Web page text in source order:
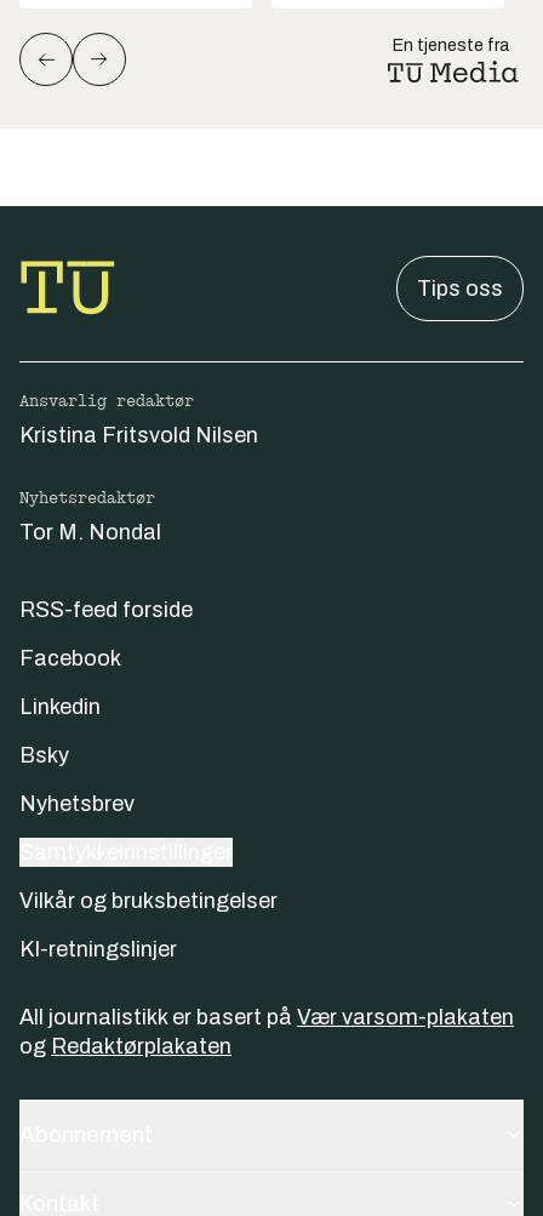
En tjeneste fra
Tips oss
Ansvarlig redaktør
Kristina Fritsvold Nilsen
Nyhetsredaktør
Tor M. Nondal
RSS-feed forside
Facebook
Linkedin
Bsky
Nyhetsbrev
Vilkår og bruksbetingelser
KI-retningslinjer
All journalistikk er basert på Vær varsom-plakaten
og Redaktørplakaten